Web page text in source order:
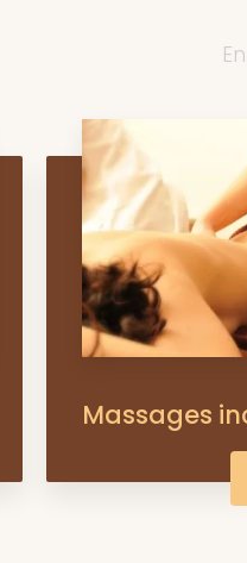
Massages